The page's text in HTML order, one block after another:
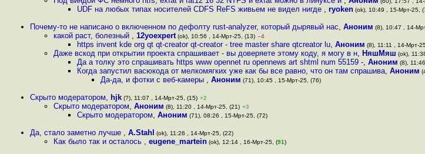
UDF на любых типах носителей CDFS ReFS живьем не видел нигде , ryoken (ok), 10:49 , 15-Мрт-25, (
Почему-то не написано о включенном по дефолту rust-analyzer, который дырявый нас, Аноним (8), 10:47 , 14-
какой раст, болезный , 12yoexpert (ok), 10:56 , 14-Мрт-25, (13) –4
https invent kde org qt qt-creator qt-creator - tree master share qtcreator lu, Аноним (8), 11:11 , 14-Мрт-
Даже вскод при открытии проекта спрашивает - вы доверяете этому коду, я могу в н, НяшМяш (ok),
Да а толку это спрашивать https www opennet ru opennews art shtml num 55159 -, Аноним (8),
Когда запустил васюкода от мелкомягких уже как бы все равно, что он там спрашива, Аноним
Да-да, и фотки с веб-камеры , Аноним (71), 10:45 , 15-Мрт-25, (76)
Скрыто модератором, hjk (?), 11:07 , 14-Мрт-25, (15) +2
Скрыто модератором, Аноним (8), 11:20 , 14-Мрт-25, (21) +3
Скрыто модератором, Аноним (71), 08:26 , 15-Мрт-25, (72)
Да, стало заметно лучше , A.Stahl (ok), 11:26 , 14-Мрт-25, (22)
Как было так и осталось , eugene_martein (ok), 12:14 , 16-Мрт-25, (91)